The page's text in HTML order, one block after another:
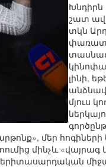
Խնդիրն
շատ
տկն
լինի,
մյուս
մեր
մինչև
երիտասարդական